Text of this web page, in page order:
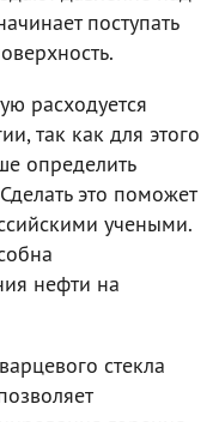
поступать
расходуется
так как для этого
определить
это поможет
учеными.
нефти на
стекла